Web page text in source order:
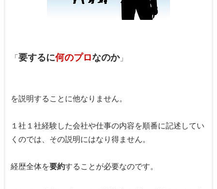
「 要するに何のプロなのか」
を説明することに他なりません。
１社１社経験した会社や仕事の内容を順番に記述してい
くのでは、その説明にはなり得ません。
経歴全体を要約することが必要なのです。